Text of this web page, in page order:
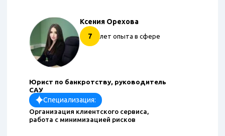
Ксения Орехова
7
лет опыта в сфере
Юрист по банкротству, руководитель
САУ
Специализация:
Организация клиентского сервиса,
работа с минимизацией рисков